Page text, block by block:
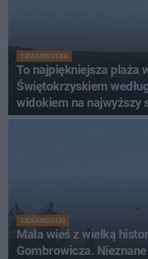
CIEKAWOSTKA
To najpiękniejsza plaża
Świętokrzyskiem
widokiem na najwyższy
Świętokrzyskich
CIEKAWOSTKI
Mała wieś z wielką
Gombrowicza.